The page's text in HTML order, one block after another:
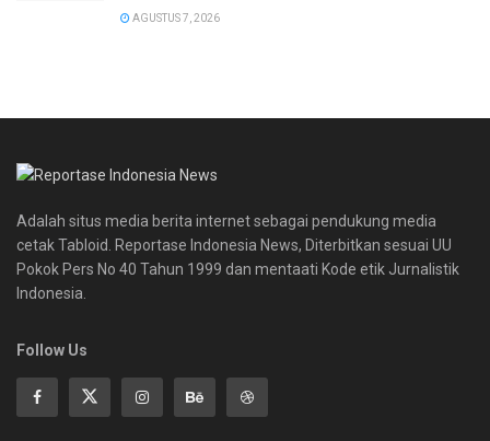
AGUSTUS 7, 2026
Adalah situs media berita internet sebagai pendukung media
cetak Tabloid. Reportase Indonesia News, Diterbitkan sesuai UU
Pokok Pers No 40 Tahun 1999 dan mentaati Kode etik Jurnalistik
Indonesia.
Follow Us